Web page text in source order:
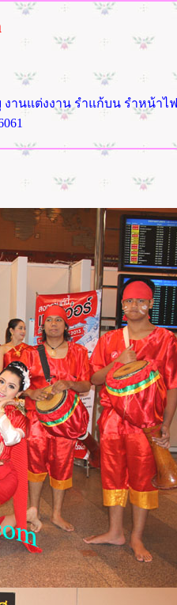
านแต่งงาน รำแก้บน รำหน้าไฟ